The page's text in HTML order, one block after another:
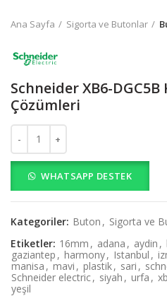
Ana Sayfa Sigorta ve Butonlar
Schneider XB6-
Çözümleri
Schneider XB6-DGC5B Kilitli
WHATSAPP DESTEK
Kategoriler: Buton , Sigorta ve
Etiketler: 16mm , adana , aydin ,
gaziantep , harmony, Istanbul ,
manisa , mavi , plastik, sari ,
Schneider electric, siyah , urfa ,
yeşil